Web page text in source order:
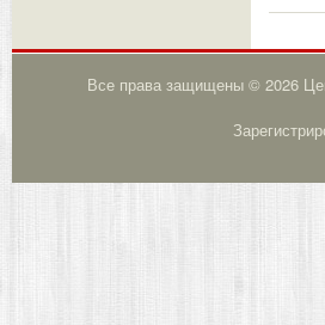
Все права защищены © 2026